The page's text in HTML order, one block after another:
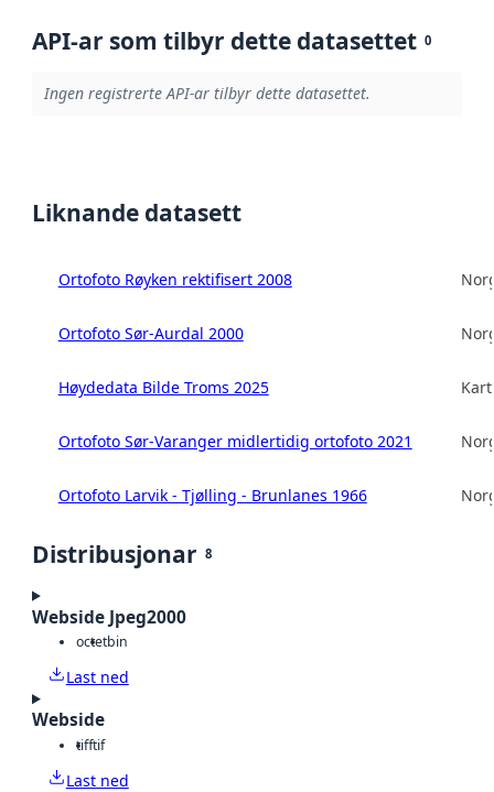
API-ar som tilbyr dette datasettet 0
Ingen registrerte API-ar tilbyr dette datasettet.
Liknande datasett
Ortofoto Røyken rektifisert 2008
Ortofoto Sør-Aurdal 2000
Høydedata Bilde Troms 2025
Ortofoto Sør-Varanger midlertidig ortofoto 2021
Ortofoto Larvik - Tjølling - Brunlanes 1966
Distribusjonar 8
Webside Jpeg2000
octetbin
Last ned
Webside
tifftif
Last ned